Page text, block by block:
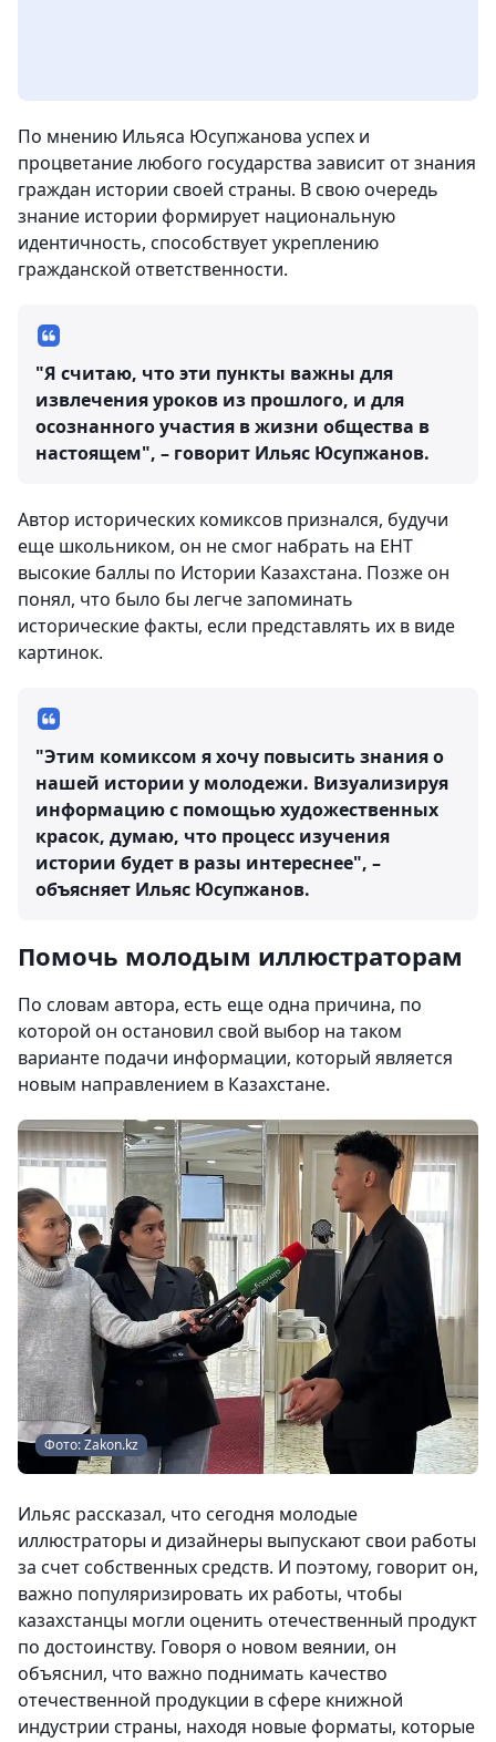
По мнению Ильяса Юсупжанова успех и
процветание любого государства зависит от знания
граждан истории своей страны. В свою очередь
знание истории формирует национальную
идентичность, способствует укреплению
гражданской ответственности.
"Я считаю, что эти пункты важны для
извлечения уроков из прошлого, и для
осознанного участия в жизни общества в
настоящем", – говорит Ильяс Юсупжанов.
Автор исторических комиксов признался, будучи
еще школьником, он не смог набрать на ЕНТ
высокие баллы по Истории Казахстана. Позже он
понял, что было бы легче запоминать
исторические факты, если представлять их в виде
картинок.
"Этим комиксом я хочу повысить знания о
нашей истории у молодежи. Визуализируя
информацию с помощью художественных
красок, думаю, что процесс изучения
истории будет в разы интереснее", –
объясняет Ильяс Юсупжанов.
Помочь молодым иллюстраторам
По словам автора, есть еще одна причина, по
которой он остановил свой выбор на таком
варианте подачи информации, который является
новым направлением в Казахстане.
Фото: Zakon.kz
Ильяс рассказал, что сегодня молодые
иллюстраторы и дизайнеры выпускают свои работы
за счет собственных средств. И поэтому, говорит он,
важно популяризировать их работы, чтобы
казахстанцы могли оценить отечественный продукт
по достоинству. Говоря о новом веянии, он
объяснил, что важно поднимать качество
отечественной продукции в сфере книжной
индустрии страны, находя новые форматы, которые